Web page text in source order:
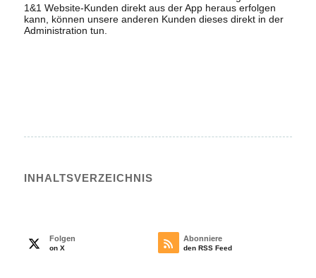
1&1 Website-Kunden direkt aus der App heraus erfolgen
kann, können unsere anderen Kunden dieses direkt in der
Administration tun.
INHALTS­VERZEICHNIS
Folgen
on X
Abonniere
den RSS Feed